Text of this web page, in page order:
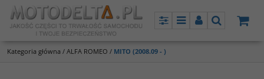
PanelMenuPanelSzukaj
Kategoria główna / ALFA ROMEO / MITO (2008.09 - )